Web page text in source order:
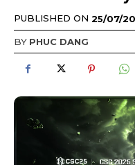
PUBLISHED ON 25/07/
BY PHUC DANG